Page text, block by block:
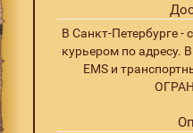
В Санкт-Петербурге -
курьером по адресу.
EMS и